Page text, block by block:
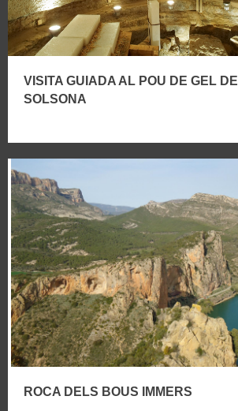
VISITA GUIADA AL POU DE GEL DE
SOLSONA
ROCA DELS BOUS IMMERS